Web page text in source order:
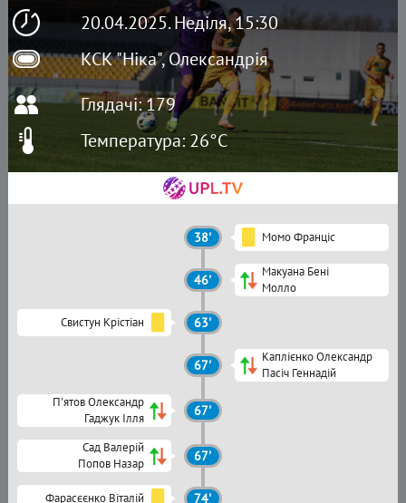
20.04.2025. Неділя, 15:30
КСК "Ніка", Олександрія
Глядачі: 179
Температура: 26°C
38' Момо Франціс
46'
Макуана Бені
Молло
Свистун Крістіан 63'
67'
Каплієнко Олександр
Пасіч Геннадій
П'ятов Олександр
Гаджук Ілля
67'
Сад Валерій
Попов Назар
67'
Фарасєєнко Віталій 74'